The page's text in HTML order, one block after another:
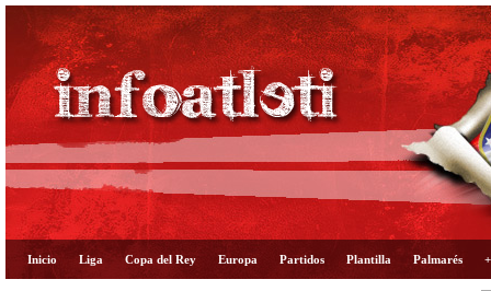
Inicio Liga Copa del Rey Europa Partidos Plantilla Palmarés